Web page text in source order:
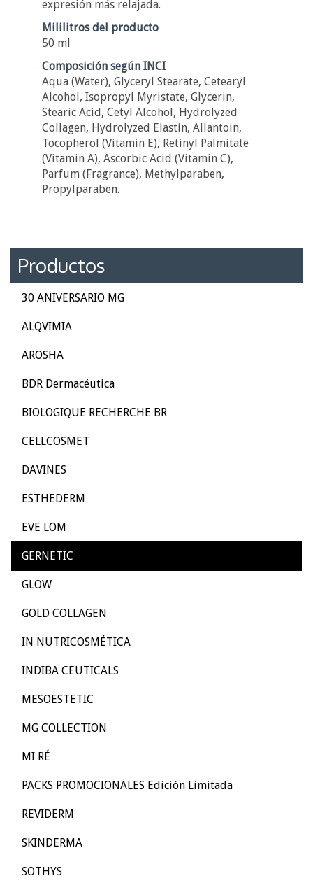
expresión más relajada.
Mililitros del producto
50 ml
Composición según INCI
Aqua (Water), Glyceryl Stearate, Cetearyl
Alcohol, Isopropyl Myristate, Glycerin,
Stearic Acid, Cetyl Alcohol, Hydrolyzed
Collagen, Hydrolyzed Elastin, Allantoin,
Tocopherol (Vitamin E), Retinyl Palmitate
(Vitamin A), Ascorbic Acid (Vitamin C),
Parfum (Fragrance), Methylparaben,
Propylparaben.
Productos
30 ANIVERSARIO MG
ALQVIMIA
AROSHA
BDR Dermacéutica
BIOLOGIQUE RECHERCHE BR
CELLCOSMET
DAVINES
ESTHEDERM
EVE LOM
GERNETIC
GLOW
GOLD COLLAGEN
IN NUTRICOSMÉTICA
INDIBA CEUTICALS
MESOESTETIC
MG COLLECTION
MI RÉ
PACKS PROMOCIONALES Edición Limitada
REVIDERM
SKINDERMA
SOTHYS